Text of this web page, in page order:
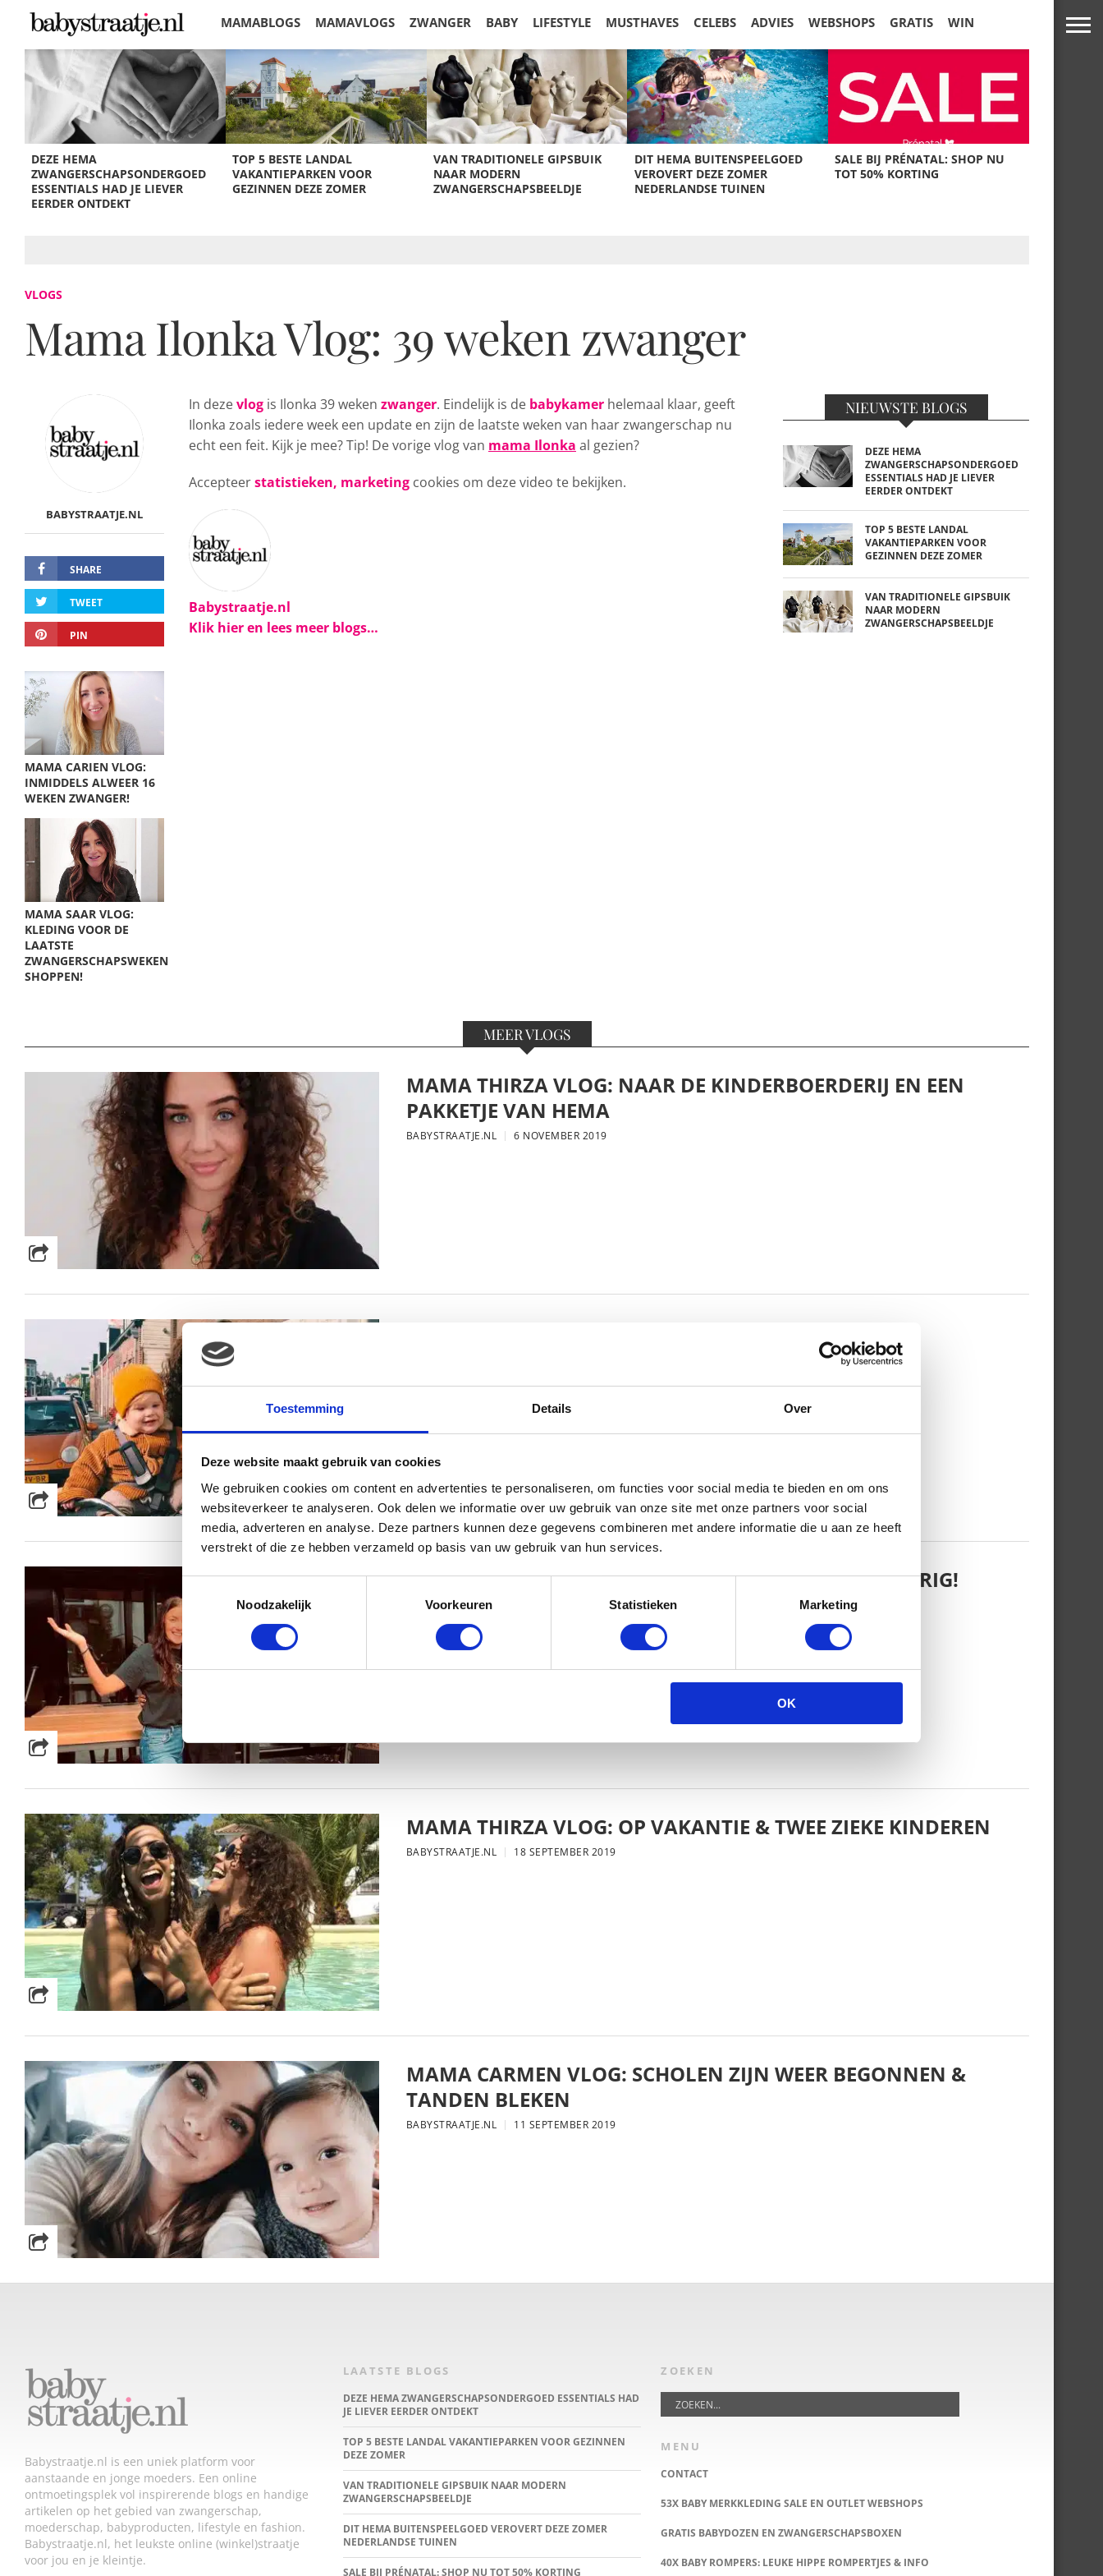
Toestemming Details Over
Deze website maakt gebruik van cookies
We gebruiken cookies om content en advertenties te personaliseren, om functies voor social media te bieden en om ons
websiteverkeer te analyseren. Ook delen we informatie over uw gebruik van onze site met onze partners voor social
media, adverteren en analyse. Deze partners kunnen deze gegevens combineren met andere informatie die u aan ze heeft
verstrekt of die ze hebben verzameld op basis van uw gebruik van hun services.
Noodzakelijk
Voorkeuren Statistieken Marketing
OK
MAMABLOGS MAMAVLOGS ZWANGER BABY LIFESTYLE MUSTHAVES CELEBS ADVIES WEBSHOPS GRATIS WIN
KORTINGEN
DEZE HEMA
ZWANGERSCHAPSONDERGOED
ESSENTIALS HAD JE LIEVER
EERDER ONTDEKT
TOP 5 BESTE LANDAL
VAKANTIEPARKEN VOOR
GEZINNEN DEZE ZOMER
VAN TRADITIONELE GIPSBUIK
NAAR MODERN
ZWANGERSCHAPSBEELDJE
DIT HEMA BUITENSPEELGOED
VEROVERT DEZE ZOMER
NEDERLANDSE TUINEN
SALE BIJ PRÉNATAL: SHOP NU
TOT 50% KORTING
VLOGS
Mama Ilonka Vlog: 39 weken zwanger
BABYSTRAATJE.NL
SHARE
TWEET
PIN
MAMA CARIEN VLOG:
INMIDDELS ALWEER 16
WEKEN ZWANGER!
MAMA SAAR VLOG:
KLEDING VOOR DE
LAATSTE
ZWANGERSCHAPSWEKEN
SHOPPEN!
In dezevlog is Ilonka 39 weken zwanger. Eindelijk is de babykamer helemaal klaar, geeft
Ilonka zoals iedere week een update en zijn de laatste weken van haar zwangerschap nu
echt een feit. Kijk je mee? Tip! De vorige vlog van mama Ilonka al gezien?
Accepteerstatistieken, marketing cookies om deze video te bekijken.
Babystraatje.nl
Klik hier en lees meer blogs…
NIEUWSTE BLOGS
DEZE HEMA
ZWANGERSCHAPSONDERGOED
ESSENTIALS HAD JE LIEVER
EERDER ONTDEKT
TOP 5 BESTE LANDAL
VAKANTIEPARKEN VOOR
GEZINNEN DEZE ZOMER
VAN TRADITIONELE GIPSBUIK
NAAR MODERN
ZWANGERSCHAPSBEELDJE
MEER VLOGS
MAMA THIRZA VLOG: NAAR DE KINDERBOERDERIJ EN EEN
PAKKETJE VAN HEMA
BABYSTRAATJE.NL 6 NOVEMBER 2019
BABYSTRAATJE.NL 16 OKTOBER 2019
MAMA THIRZA VLOG: HET IS FEEST, WANT REBEL IS JARIG!
BABYSTRAATJE.NL
MAMA THIRZA VLOG: OP VAKANTIE & TWEE ZIEKE KINDEREN
BABYSTRAATJE.NL 18 SEPTEMBER 2019
MAMA CARMEN VLOG: SCHOLEN ZIJN WEER BEGONNEN &
TANDEN BLEKEN
BABYSTRAATJE.NL 11 SEPTEMBER 2019
Babystraatje.nl is een uniek platform voor
aanstaande en jonge moeders. Een online
ontmoetingsplek vol inspirerende blogs en handige
artikelen op het gebied van zwangerschap,
moederschap, babyproducten, lifestyle en fashion.
Babystraatje.nl, het leukste online (winkel)straatje
voor jou en je kleintje.
LAATSTE BLOGS
DEZE HEMA ZWANGERSCHAPSONDERGOED ESSENTIALS HAD
JE LIEVER EERDER ONTDEKT
TOP 5 BESTE LANDAL VAKANTIEPARKEN VOOR GEZINNEN
DEZE ZOMER
VAN TRADITIONELE GIPSBUIK NAAR MODERN
ZWANGERSCHAPSBEELDJE
DIT HEMA BUITENSPEELGOED VEROVERT DEZE ZOMER
NEDERLANDSE TUINEN
SALE BIJ PRÉNATAL: SHOP NU TOT 50% KORTING
ZOEKEN
MENU
CONTACT
53X BABY MERKKLEDING SALE EN OUTLET WEBSHOPS
GRATIS BABYDOZEN EN ZWANGERSCHAPSBOXEN
40X BABY ROMPERS: LEUKE HIPPE ROMPERTJES & INFO